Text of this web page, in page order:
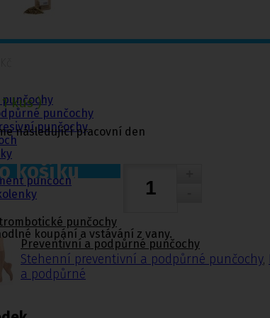
punčochy
punčochy
punčoch
punčochy
Preventivní a podpůrné punčochy
Stehenní preventivní a podpůrné punčochy,
a podpůrné
kus )
následující pracovní den
košíku
koupání a vstávání z vany.